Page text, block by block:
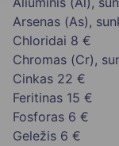
Arsenas (As),
Chloridai 8 €
Chromas (Cr),
Cinkas 22 €
Feritinas 15 €
Fosforas 6 €
Geležis 6 €